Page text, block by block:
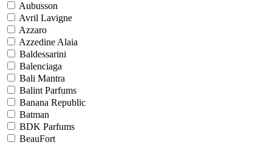
Aubusson
Avril Lavigne
Azzaro
Azzedine Alaia
Baldessarini
Balenciaga
Bali Mantra
Balint Parfums
Banana Republic
Batman
BDK Parfums
BeauFort